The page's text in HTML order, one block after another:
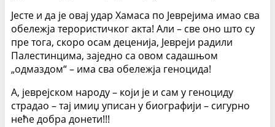
Јесте и да је овај удар Хамаса по Јеврејима имао сва
обележја терористичког акта! Али – све оно што су
пре тога, скоро осам деценија, Јевреји радили
Палестинцима, заједно са овом садашњом
„одмаздом“ – има сва обележја геноцида!
А, јеврејском народу – који је и сам у геноциду
страдао – тај имиџ уписан у биографији – сигурно
неће добра донети!!!